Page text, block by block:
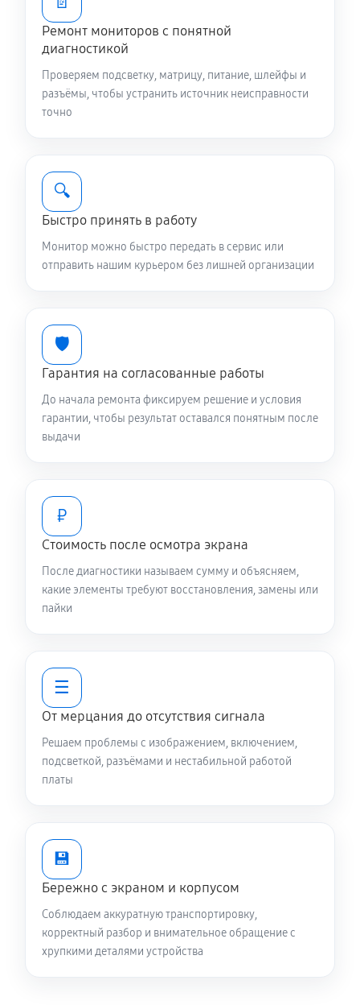
Ремонт мониторов с понятной
диагностикой
Проверяем подсветку, матрицу, питание, шлейфы и
разъёмы, чтобы устранить источник неисправности
точно
🔍
Быстро принять в работу
Монитор можно быстро передать в сервис или
отправить нашим курьером без лишней организации
🛡️
Гарантия на согласованные работы
До начала ремонта фиксируем решение и условия
гарантии, чтобы результат оставался понятным после
выдачи
₽
Стоимость после осмотра экрана
После диагностики называем сумму и объясняем,
какие элементы требуют восстановления, замены или
пайки
☰
От мерцания до отсутствия сигнала
Решаем проблемы с изображением, включением,
подсветкой, разъёмами и нестабильной работой
платы
💾
Бережно с экраном и корпусом
Соблюдаем аккуратную транспортировку,
корректный разбор и внимательное обращение с
хрупкими деталями устройства